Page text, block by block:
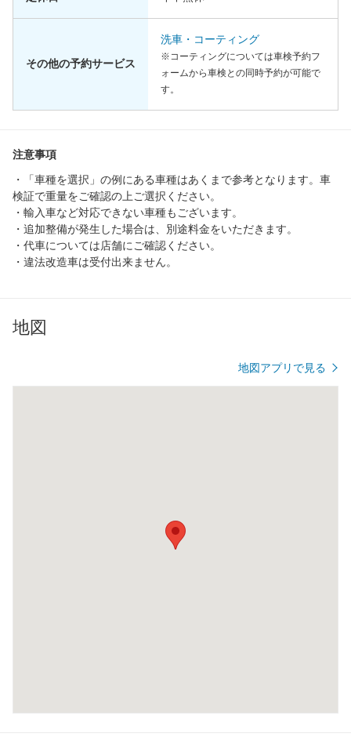
その他の予約サービス
洗車・コーティング
※コーティングについては車検予約フ
ォームから車検との同時予約が可能で
す。
注意事項
・「車種を選択」の例にある車種はあくまで参考となります。車
検証で重量をご確認の上ご選択ください。
・輸入車など対応できない車種もございます。
・追加整備が発生した場合は、別途料金をいただきます。
・代車については店舗にご確認ください。
・違法改造車は受付出来ません。
地図
地図アプリで見る